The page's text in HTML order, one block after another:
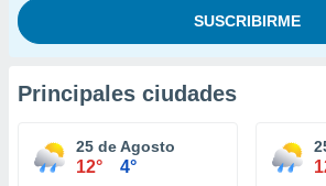
Principales ciudades
25 de Agosto
12° 4°